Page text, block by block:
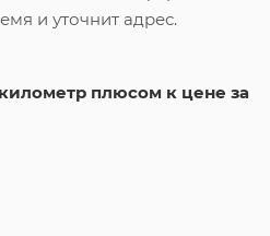
и уточнит адрес.
плюсом к цене за